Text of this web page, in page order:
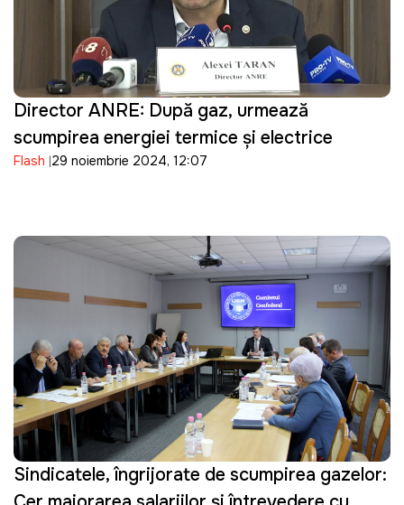
Director ANRE: După gaz, urmează
scumpirea energiei termice și electrice
Flash 29 noiembrie 2024, 12:07
Sindicatele, îngrijorate de scumpirea gazelor: